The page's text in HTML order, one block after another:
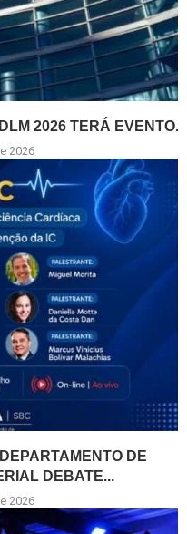
2026 TERÁ EVENTO...
2026
DE
DEBATE...
2026